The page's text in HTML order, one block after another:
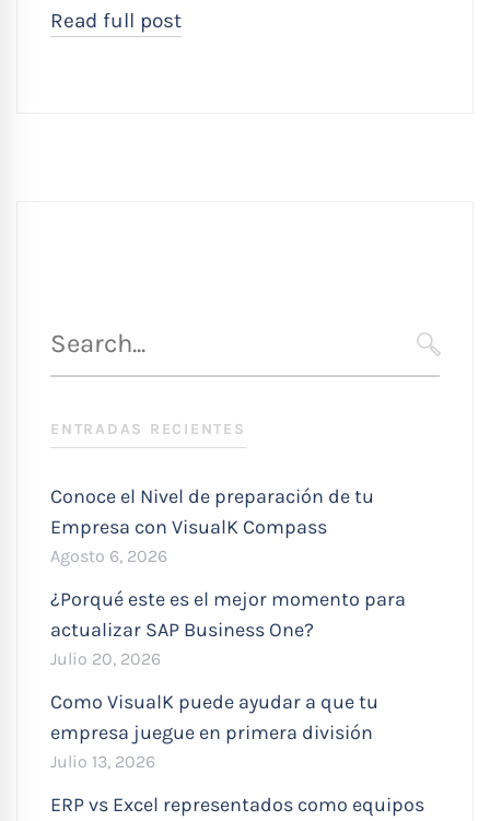
Read full post
para
ENTRADAS RECIENTES
Conoce el Nivel de preparación de tu
Empresa con VisualK Compass
Agosto 6, 2026
¿Porqué este es el mejor momento para
actualizar SAP Business One?
Julio 20, 2026
Como VisualK puede ayudar a que tu
empresa juegue en primera división
Julio 13, 2026
ERP vs Excel representados como equipos